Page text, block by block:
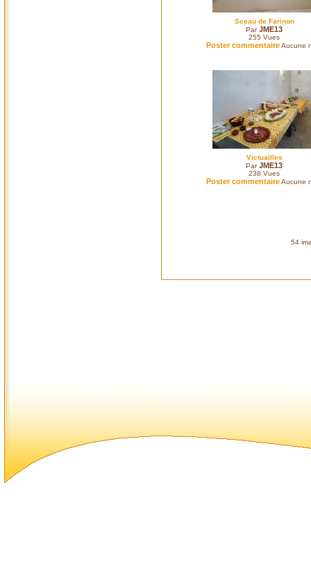
Sceau de Farinon
ParJME13
255 Vues
Poster commentaireAucune
Victuailles
ParJME13
238 Vues
Poster commentaireAucune
54